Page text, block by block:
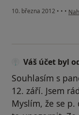
10. března 2012 • • •
Váš účet byl
Souhlasím s
12. září. Jsem
Myslím, že se